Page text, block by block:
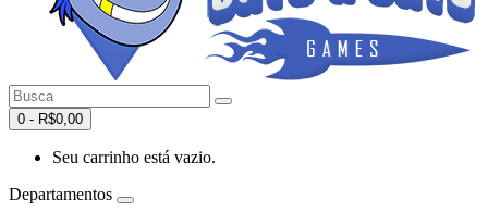
0 - R$0,00
Seu carrinho está vazio.
Departamentos